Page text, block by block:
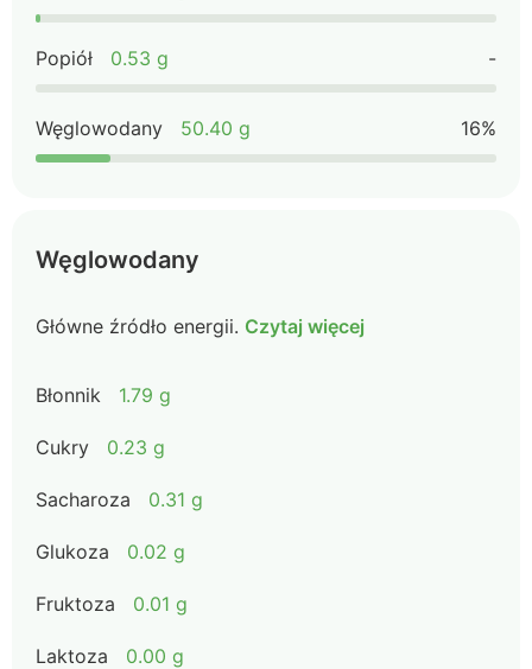
Popiół 0.53 g -
Węglowodany 50.40 g 16%
Węglowodany
Główne źródło energii. Czytaj więcej
Błonnik 1.79 g
Cukry 0.23 g
Sacharoza 0.31 g
Glukoza 0.02 g
Fruktoza 0.01 g
Laktoza 0.00 g